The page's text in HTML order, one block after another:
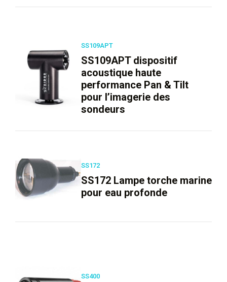
SS109APT
SS109APT dispositif
acoustique haute
performance Pan & Tilt
pour l’imagerie des
sondeurs
SS172
SS172 Lampe torche marine
pour eau profonde
SS400